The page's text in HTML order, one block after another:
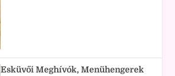
Esküvői Meghívók, Menühengerek